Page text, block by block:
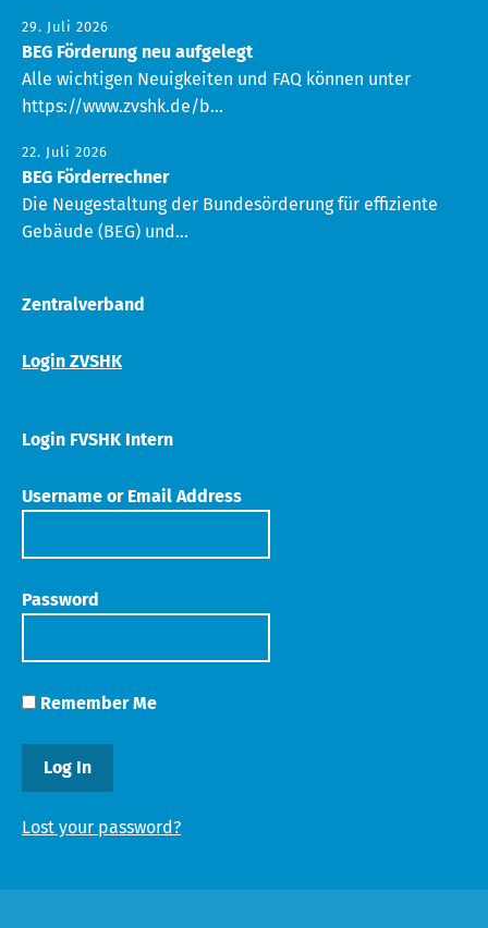
29. Juli 2026
BEG Förderung neu aufgelegt
Alle wichtigen Neuigkeiten und FAQ können unter
https://www.zvshk.de/b...
22. Juli 2026
BEG Förderrechner
Die Neugestaltung der Bundesörderung für effiziente
Gebäude (BEG) und...
Zentralverband
Login ZVSHK
Login FVSHK Intern
Username or Email Address
Password
Remember Me
Lost your password?